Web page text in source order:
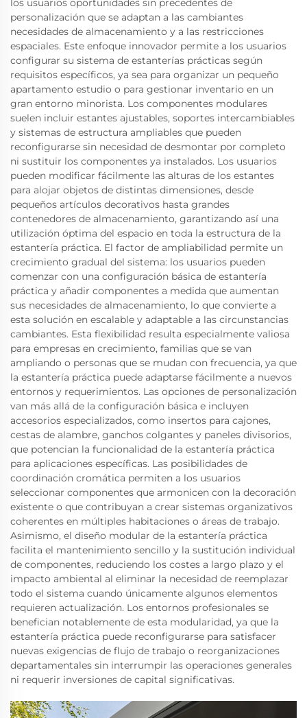
los usuarios oportunidades sin precedentes de
personalización que se adaptan a las cambiantes
necesidades de almacenamiento y a las restricciones
espaciales. Este enfoque innovador permite a los usuarios
configurar su sistema de estanterías prácticas según
requisitos específicos, ya sea para organizar un pequeño
apartamento estudio o para gestionar inventario en un
gran entorno minorista. Los componentes modulares
suelen incluir estantes ajustables, soportes intercambiables
y sistemas de estructura ampliables que pueden
reconfigurarse sin necesidad de desmontar por completo
ni sustituir los componentes ya instalados. Los usuarios
pueden modificar fácilmente las alturas de los estantes
para alojar objetos de distintas dimensiones, desde
pequeños artículos decorativos hasta grandes
contenedores de almacenamiento, garantizando así una
utilización óptima del espacio en toda la estructura de la
estantería práctica. El factor de ampliabilidad permite un
crecimiento gradual del sistema: los usuarios pueden
comenzar con una configuración básica de estantería
práctica y añadir componentes a medida que aumentan
sus necesidades de almacenamiento, lo que convierte a
esta solución en escalable y adaptable a las circunstancias
cambiantes. Esta flexibilidad resulta especialmente valiosa
para empresas en crecimiento, familias que se van
ampliando o personas que se mudan con frecuencia, ya que
la estantería práctica puede adaptarse fácilmente a nuevos
entornos y requerimientos. Las opciones de personalización
van más allá de la configuración básica e incluyen
accesorios especializados, como insertos para cajones,
cestas de alambre, ganchos colgantes y paneles divisorios,
que potencian la funcionalidad de la estantería práctica
para aplicaciones específicas. Las posibilidades de
coordinación cromática permiten a los usuarios
seleccionar componentes que armonicen con la decoración
existente o que contribuyan a crear sistemas organizativos
coherentes en múltiples habitaciones o áreas de trabajo.
Asimismo, el diseño modular de la estantería práctica
facilita el mantenimiento sencillo y la sustitución individual
de componentes, reduciendo los costes a largo plazo y el
impacto ambiental al eliminar la necesidad de reemplazar
todo el sistema cuando únicamente algunos elementos
requieren actualización. Los entornos profesionales se
benefician notablemente de esta modularidad, ya que la
estantería práctica puede reconfigurarse para satisfacer
nuevas exigencias de flujo de trabajo o reorganizaciones
departamentales sin interrumpir las operaciones generales
ni requerir inversiones de capital significativas.